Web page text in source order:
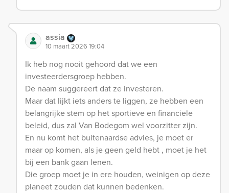
assia
10 maart 2026 19:04
Ik heb nog nooit gehoord dat we een
investeerdersgroep hebben.
De naam suggereert dat ze investeren.
Maar dat lijkt iets anders te liggen, ze hebben een
belangrijke stem op het sportieve en financiele
beleid, dus zal Van Bodegom wel voorzitter zijn.
En nu komt het buitenaardse advies, je moet er
maar op komen, als je geen geld hebt , moet je het
bij een bank gaan lenen.
Die groep moet je in ere houden, weinigen op deze
planeet zouden dat kunnen bedenken.